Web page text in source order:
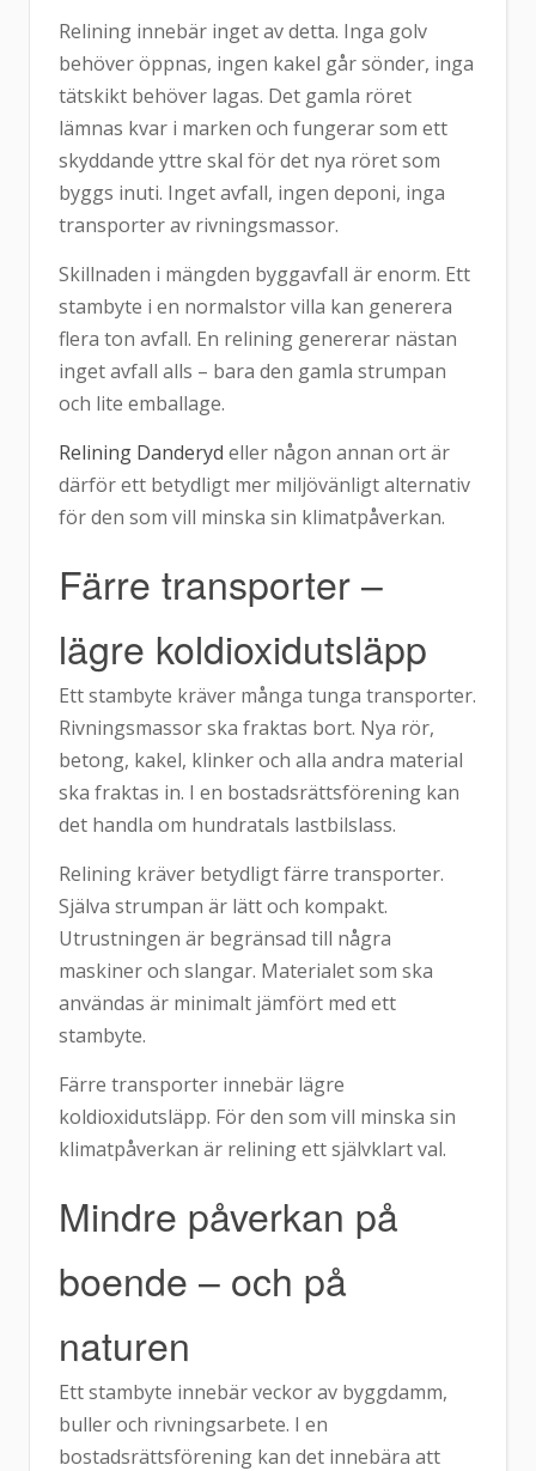
Relining innebär inget av detta. Inga golv
behöver öppnas, ingen kakel går sönder, inga
tätskikt behöver lagas. Det gamla röret
lämnas kvar i marken och fungerar som ett
skyddande yttre skal för det nya röret som
byggs inuti. Inget avfall, ingen deponi, inga
transporter av rivningsmassor.
Skillnaden i mängden byggavfall är enorm. Ett
stambyte i en normalstor villa kan generera
flera ton avfall. En relining genererar nästan
inget avfall alls – bara den gamla strumpan
och lite emballage.
Relining Danderyd eller någon annan ort är
därför ett betydligt mer miljövänligt alternativ
för den som vill minska sin klimatpåverkan.
Färre transporter –
lägre koldioxidutsläpp
Ett stambyte kräver många tunga transporter.
Rivningsmassor ska fraktas bort. Nya rör,
betong, kakel, klinker och alla andra material
ska fraktas in. I en bostadsrättsförening kan
det handla om hundratals lastbilslass.
Relining kräver betydligt färre transporter.
Själva strumpan är lätt och kompakt.
Utrustningen är begränsad till några
maskiner och slangar. Materialet som ska
användas är minimalt jämfört med ett
stambyte.
Färre transporter innebär lägre
koldioxidutsläpp. För den som vill minska sin
klimatpåverkan är relining ett självklart val.
Mindre påverkan på
boende – och på
naturen
Ett stambyte innebär veckor av byggdamm,
buller och rivningsarbete. I en
bostadsrättsförening kan det innebära att